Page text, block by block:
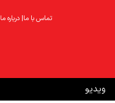
تماس با ما| درباره ما
ویدیو